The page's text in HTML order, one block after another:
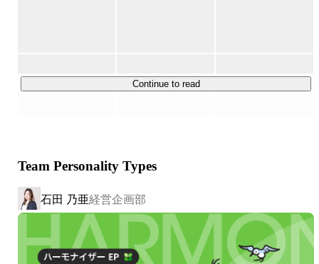
になります。
エイティブ領域に携わることができる
採用・広報・教育・PRに課題があるお客様の支援ができ
る。
やりたいことを実現できる事業です！
Continue to read
Team Personality Types
石田 乃亜経営企画部